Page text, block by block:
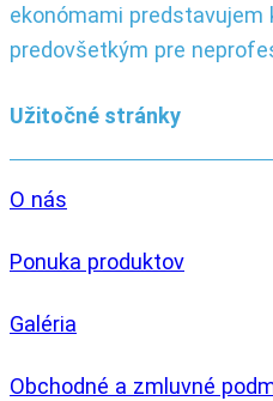
ekonómami predstavujem
predovšetkým pre
Užitočné stránky
O nás
Ponuka produktov
Galéria
Obchodné a zmluvné